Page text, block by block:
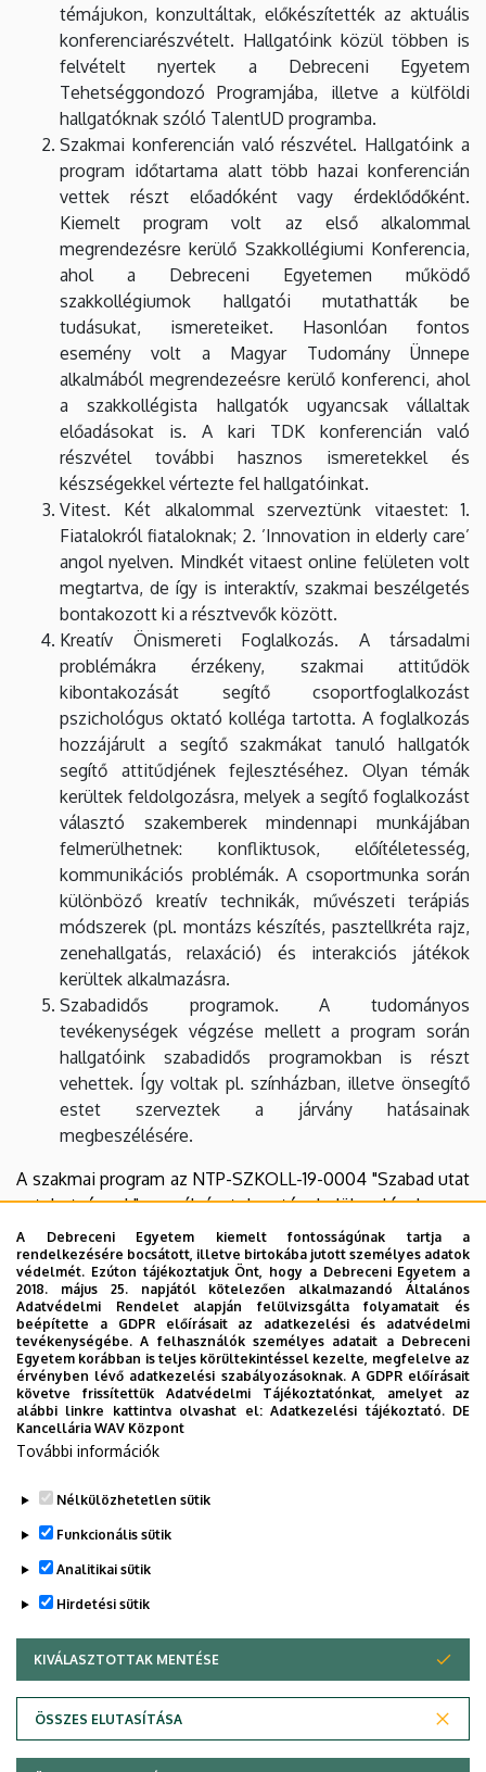
témájukon, konzultáltak, előkészítették az aktuális
konferenciarészvételt. Hallgatóink közül többen is
felvételt nyertek a Debreceni Egyetem
Tehetséggondozó Programjába, illetve a külföldi
hallgatóknak szóló TalentUD programba.
Szakmai konferencián való részvétel. Hallgatóink a
program időtartama alatt több hazai konferencián
vettek részt előadóként vagy érdeklődőként.
Kiemelt program volt az első alkalommal
megrendezésre kerülő Szakkollégiumi Konferencia,
ahol a Debreceni Egyetemen működő
szakkollégiumok hallgatói mutathatták be
tudásukat, ismereteiket. Hasonlóan fontos
esemény volt a Magyar Tudomány Ünnepe
alkalmából megrendezeésre kerülő konferenci, ahol
a szakkollégista hallgatók ugyancsak vállaltak
előadásokat is. A kari TDK konferencián való
részvétel további hasznos ismeretekkel és
készségekkel vértezte fel hallgatóinkat.
Vitest. Két alkalommal szerveztünk vitaestet: 1.
Fiatalokról fiataloknak; 2. ’Innovation in elderly care’
angol nyelven. Mindkét vitaest online felületen volt
megtartva, de így is interaktív, szakmai beszélgetés
bontakozott ki a résztvevők között.
Kreatív Önismereti Foglalkozás. A társadalmi
problémákra érzékeny, szakmai attitűdök
kibontakozását segítő csoportfoglalkozást
pszichológus oktató kolléga tartotta. A foglalkozás
hozzájárult a segítő szakmákat tanuló hallgatók
segítő attitűdjének fejlesztéséhez. Olyan témák
kerültek feldolgozásra, melyek a segítő foglalkozást
választó szakemberek mindennapi munkájában
felmerülhetnek: konfliktusok, előítéletesség,
kommunikációs problémák. A csoportmunka során
különböző kreatív technikák, művészeti terápiás
módszerek (pl. montázs készítés, pasztellkréta rajz,
zenehallgatás, relaxáció) és interakciós játékok
kerültek alkalmazásra.
Szabadidős programok. A tudományos
tevékenységek végzése mellett a program során
hallgatóink szabadidős programokban is részt
vehettek. Így voltak pl. színházban, illetve önsegítő
estet szerveztek a járvány hatásainak
megbeszélésére.
A szakmai program az NTP-SZKOLL-19-0004 "Szabad utat
a tehetségnek" c. pályázat keretén belül valósul meg,
melynek kedvezményezettje a Debreceni Egyetem, illetve
a Verzár Frigyes Szakkollégium. A projekt az Emberi
Erőforrások Minisztériuma támogatásával, a Nemzeti
Tehetség Program keretén belül valósult meg.
PLAKÁT
ELŐADÁSOK
Legutóbbi frissítés:
Adatvédelem
A Debreceni Egyetem kiemelt fontosságúnak tartja a
rendelkezésére bocsátott, illetve birtokába jutott személyes adatok
védelmét. Ezúton tájékoztatjuk Önt, hogy a Debreceni Egyetem a
2018. május 25. napjától kötelezően alkalmazandó Általános
Adatvédelmi Rendelet alapján felülvizsgálta folyamatait és
beépítette a GDPR előírásait az adatkezelési és adatvédelmi
tevékenységébe. A felhasználók személyes adatait a Debreceni
Egyetem korábban is teljes körültekintéssel kezelte, megfelelve az
érvényben lévő adatkezelési szabályozásoknak. A GDPR előírásait
követve frissítettük Adatvédelmi Tájékoztatónkat, amelyet az
alábbi linkre kattintva olvashat el:Adatkezelési tájékoztató. DE
Kancellária WAV Központ
További információk
Nélkülözhetetlen sütik
Funkcionális sütik
Analitikai sütik
Hirdetési sütik
KIVÁLASZTOTTAK MENTÉSE
ÖSSZES ELUTASÍTÁSA
WITHDRAW CONSENT